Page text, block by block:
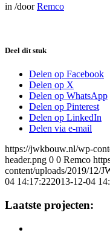
in /doorRemco
Deel dit stuk
Delen op Facebook
Delen op X
Delen op WhatsApp
Delen op Pinterest
Delen op LinkedIn
Delen via e-mail
https://jwkbouw.nl/wp-
header.png 0 0 Remco
content/uploads/2019/12/
04 14:17:222013-12-04
Laatste projecten: